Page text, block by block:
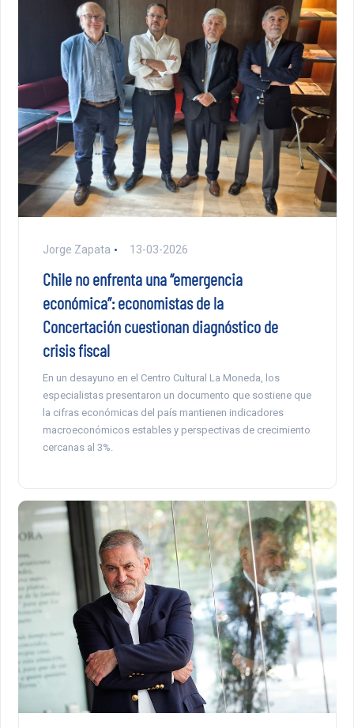
Jorge Zapata 13-03-2026
Chile no enfrenta una “emergencia
económica”: economistas de la
Concertación cuestionan diagnóstico de
crisis fiscal
En un desayuno en el Centro Cultural La Moneda, los
especialistas presentaron un documento que sostiene que
la cifras económicas del país mantienen indicadores
macroeconómicos estables y perspectivas de crecimiento
cercanas al 3%.